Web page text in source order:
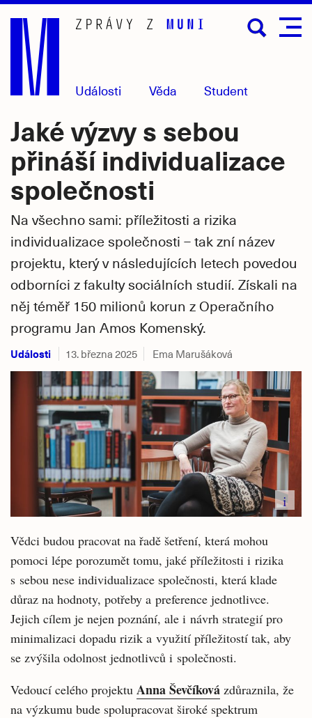
Přejít
hlavní
obsah
Události Věda Student
Jaké výzvy s sebou
přináší individualizace
společnosti
Na všechno sami: příležitosti a rizika
individualizace společnosti – tak zní název
projektu, který v následujících letech povedou
odborníci z fakulty sociálních studií. Získali na
něj téměř 150 milionů korun z Operačního
programu Jan Amos Komenský.
Události 13. března 2025 Ema Marušáková
i
Vědci budou pracovat na řadě šetření, která mohou
pomoci lépe porozumět tomu, jaké příležitosti i rizika
s sebou nese individualizace společnosti, která klade
důraz na hodnoty, potřeby a preference jednotlivce.
Jejich cílem je nejen poznání, ale i návrh strategií pro
minimalizaci dopadu rizik a využití příležitostí tak, aby
se zvýšila odolnost jednotlivců i společnosti.
Vedoucí celého projektu Anna Ševčíková zdůraznila, že
na výzkumu bude spolupracovat široké spektrum